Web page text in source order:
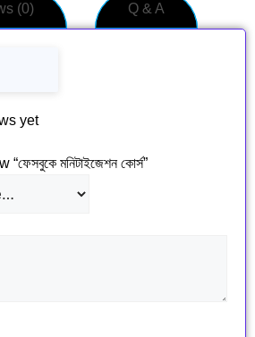
(0) Q & A
yet
মনিটাইজেশন কোর্স”